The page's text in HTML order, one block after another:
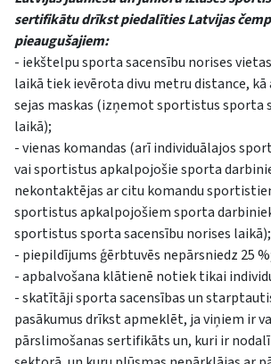
sertifikātu drīkst piedalīties Latvijas
pieaugušajiem:
- iekštelpu sporta sacensību norises
laikā tiek ievērota divu metru distance,
sejas maskas (izņemot sportistus sporta
laikā);
- vienas komandas (arī individuālajos
vai sportistus apkalpojošie sporta
nekontaktējas ar citu komandu
sportistus apkalpojošiem sporta
sportistus sporta sacensību norises laikā);
- piepildījums ģērbtuvēs nepārsniedz 25
- apbalvošana klātienē notiek tikai
- skatītāji sporta sacensības un
pasākumus drīkst apmeklēt, ja viņiem ir
pārslimošanas sertifikāts un, kuri ir